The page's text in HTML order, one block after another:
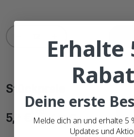
Stückpreis
6,83 €Bruttopreise
5,
MwSt.
2
Erhalte
Deine erste
Melde dich an und erhalte 5
Updates und